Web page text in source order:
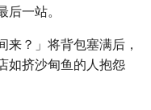
一站。
来？」将背包塞满后，
如挤沙甸鱼的人抱怨